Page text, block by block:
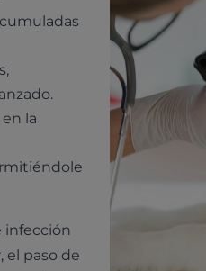
la
infección
el paso de